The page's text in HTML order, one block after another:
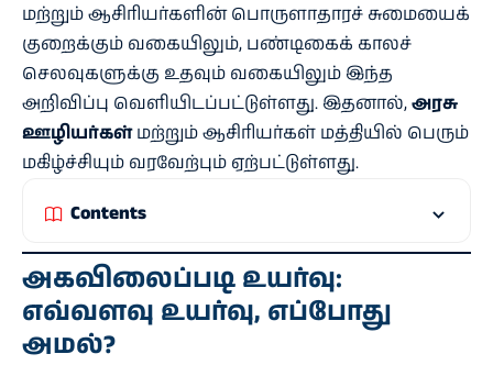
மற்றும் ஆசிரியர்களின் பொருளாதாரச் சுமையைக்
குறைக்கும் வகையிலும், பண்டிகைக் காலச்
செலவுகளுக்கு உதவும் வகையிலும் இந்த
அறிவிப்பு வெளியிடப்பட்டுள்ளது. இதனால்,அரசு
ஊழியர்கள்மற்றும் ஆசிரியர்கள் மத்தியில் பெரும்
மகிழ்ச்சியும் வரவேற்பும் ஏற்பட்டுள்ளது.
Contents
அகவிலைப்படி உயர்வு:
எவ்வளவு உயர்வு, எப்போது
அமல்?